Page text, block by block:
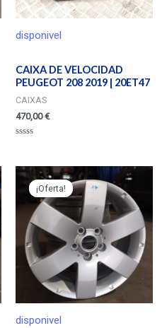
disponivel
CAIXA DE VELOCIDAD
PEUGEOT 208 2019 | 20ET47
CAIXAS
470,00€
de
¡Oferta!
disponivel
¡Oferta!